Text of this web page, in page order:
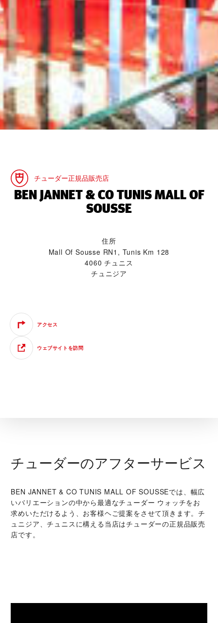
チューダー正規品販売店
‭BEN JANNET & CO TUNIS MALL OF
SOUSSE‬
住所
Mall Of Sousse RN1, Tunis Km 128
4060 チュニス
チュニジア
アクセス
ウェブサイトを訪問
チューダーのアフターサービス
‭BEN JANNET & CO TUNIS MALL OF SOUSSE‬では、幅広
いバリエーションの中から最適なチューダー ウォッチをお
求めいただけるよう、お客様ヘご提案をさせて頂きます。チ
ュニジア、チュニスに構える当店はチューダーの正規品販売
店です。